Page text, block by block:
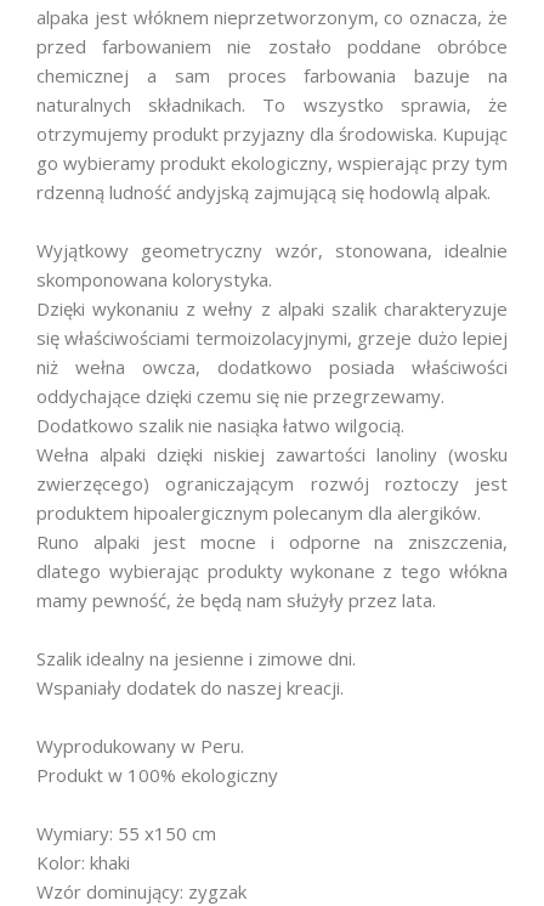
alpaka jest włóknem nieprzetworzonym, co oznacza, że
przed farbowaniem nie zostało poddane obróbce
chemicznej a sam proces farbowania bazuje na
naturalnych składnikach. To wszystko sprawia, że
otrzymujemy produkt przyjazny dla środowiska. Kupując
go wybieramy produkt ekologiczny, wspierając przy tym
rdzenną ludność andyjską zajmującą się hodowlą alpak.
Wyjątkowy geometryczny wzór, stonowana, idealnie
skomponowana kolorystyka.
Dzięki wykonaniu z wełny z alpaki szalik charakteryzuje
się właściwościami termoizolacyjnymi, grzeje dużo lepiej
niż wełna owcza, dodatkowo posiada właściwości
oddychające dzięki czemu się nie przegrzewamy.
Dodatkowo szalik nie nasiąka łatwo wilgocią.
Wełna alpaki dzięki niskiej zawartości lanoliny (wosku
zwierzęcego) ograniczającym rozwój roztoczy jest
produktem hipoalergicznym polecanym dla alergików.
Runo alpaki jest mocne i odporne na zniszczenia,
dlatego wybierając produkty wykonane z tego włókna
mamy pewność, że będą nam służyły przez lata.
Szalik idealny na jesienne i zimowe dni.
Wspaniały dodatek do naszej kreacji.
Wyprodukowany w Peru.
Produkt w 100% ekologiczny
Wymiary: 55 x150 cm
Kolor: khaki
Wzór dominujący: zygzak